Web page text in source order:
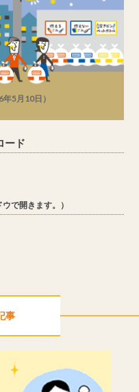
5月10日）
ード
ウで開きます。）
事